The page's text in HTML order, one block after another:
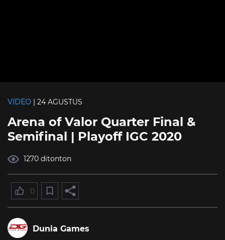
VIDEO | 24 AGUSTUS
Arena of Valor Quarter Final &
Semifinal | Playoff IGC 2020
1270 ditonton
0
Dunia Games